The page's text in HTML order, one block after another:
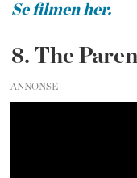
Se filmen her.
8. The
ANNONSE